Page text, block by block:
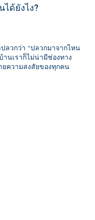
ด้ยังไง?
ลวกว่า “ปลวกมาจากไหน
านเราก็ไม่น่ามีช่องทาง
ยความสงสัยของทุกคน